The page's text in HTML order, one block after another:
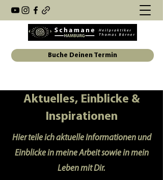
Buche Deinen Termin
Aktuelles, Einblicke &
Inspirationen
Hier teile ich aktuelle Informationen und
Einblicke in meine Arbeit sowie in mein
Leben mit Dir.